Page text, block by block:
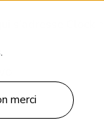
merci